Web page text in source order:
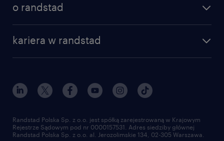
praca w amazon
o randstad
dla mediów
dla dostawców
kariera w randstad
nasz świat
pracuj w randstad
złóż CV
Randstad Polska Sp. z o.o. jest spółką zarejestrowaną w Krajowym
Rejestrze Sądowym pod nr 0000157531. Adres siedziby głównej
Randstad Polska Sp. z o.o. al. Jerozolimskie 134, 02-305 Warszawa.